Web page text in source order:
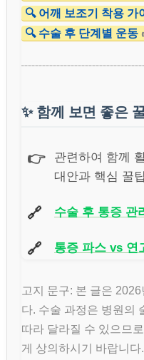
🔍 어깨 보조기 착용 가
🔍 수술 후 단계별 운동
✨ 함께 보면 좋은
👉
관련하여 함께
대안과 핵심 꿀
🔗 수술 후 통증 관
🔗 통증 파스 vs 연
고지 문구: 본 글은
다. 수술 과정은 병원의
따라 달라질 수 있으므
게 상의하시기 바랍니다.